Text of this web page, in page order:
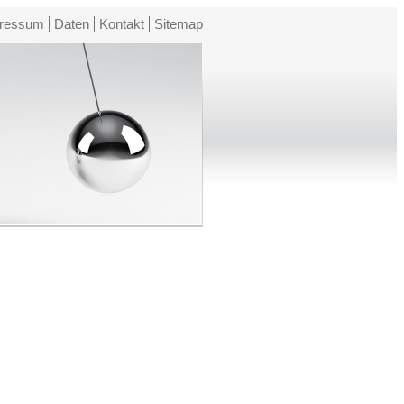
Daten Kontakt Sitemap